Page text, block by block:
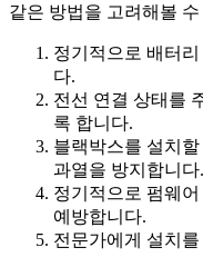
같은 방법을 고려해볼
정기적으로 배터
다.
전선 연결 상태를
록 합니다.
블랙박스를 설치
과열을 방지합니다.
정기적으로 펌웨
예방합니다.
전문가에게 설치